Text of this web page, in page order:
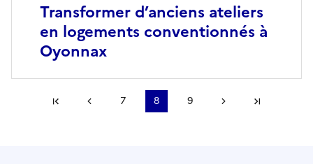
Transformer d’anciens ateliers
en logements conventionnés à
Oyonnax
Première pagePage précédente
7 8 9 Page suivante